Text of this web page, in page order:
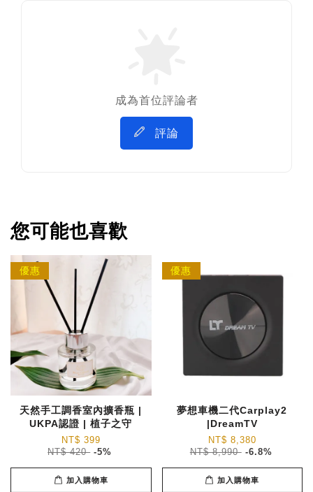
成為首位評論者
評論
您可能也喜歡
優惠
天然手工調香室內擴香瓶 |
UKPA認證 | 植子之守
NT$ 399
NT$ 420 -5%
加入購物車
優惠
夢想車機二代Carplay2
|DreamTV
NT$ 8,380
NT$ 8,990 -6.8%
加入購物車